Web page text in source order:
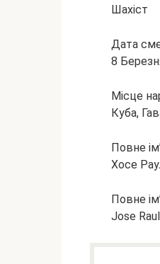
Шахіст
Дата
8
Місце
Куба,
Повне
Хосе
Повне
Jose